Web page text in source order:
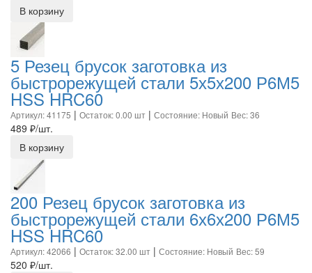
В корзину
5 Резец брусок заготовка из
быстрорежущей стали 5х5х200 Р6М5
HSS HRC60
Артикул: 41175 | Остаток: 0.00 шт | Состояние: Новый Вес: 36
489 ₽/шт.
В корзину
200 Резец брусок заготовка из
быстрорежущей стали 6х6х200 Р6М5
HSS HRC60
Артикул: 42066 | Остаток: 32.00 шт | Состояние: Новый Вес: 59
520 ₽/шт.